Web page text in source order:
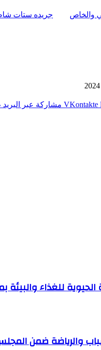
والخاص
جريده ستات
مشاركة عبر البريد
للغذاء والبيئة
والرياضة ضمن